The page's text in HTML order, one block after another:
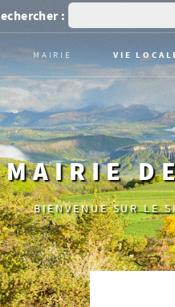
:
MAIRIE
BIENVENUE SUR LE
MAIRIE VIE